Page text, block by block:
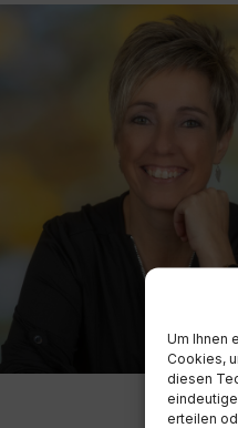
Um Ihnen
Cookies,
diesen
erteilen